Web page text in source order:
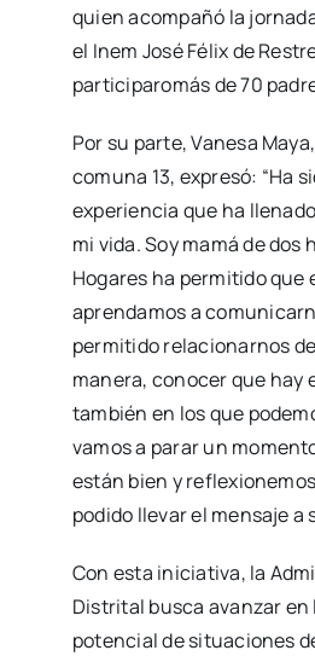
quien acompañó la
el Inem José Félix de
participaromás de 70
Por su parte, Vanesa
comuna 13, expresó: “Ha
experiencia que ha
mi vida. Soy mamá de dos
Hogares ha permitido que
aprendamos a
permitido relacionarnos
manera, conocer que hay
también en los que
vamos a parar un
están bien y
podido llevar el mensaje a
Con esta iniciativa, la
Distrital busca avanzar
potencial de situaciones